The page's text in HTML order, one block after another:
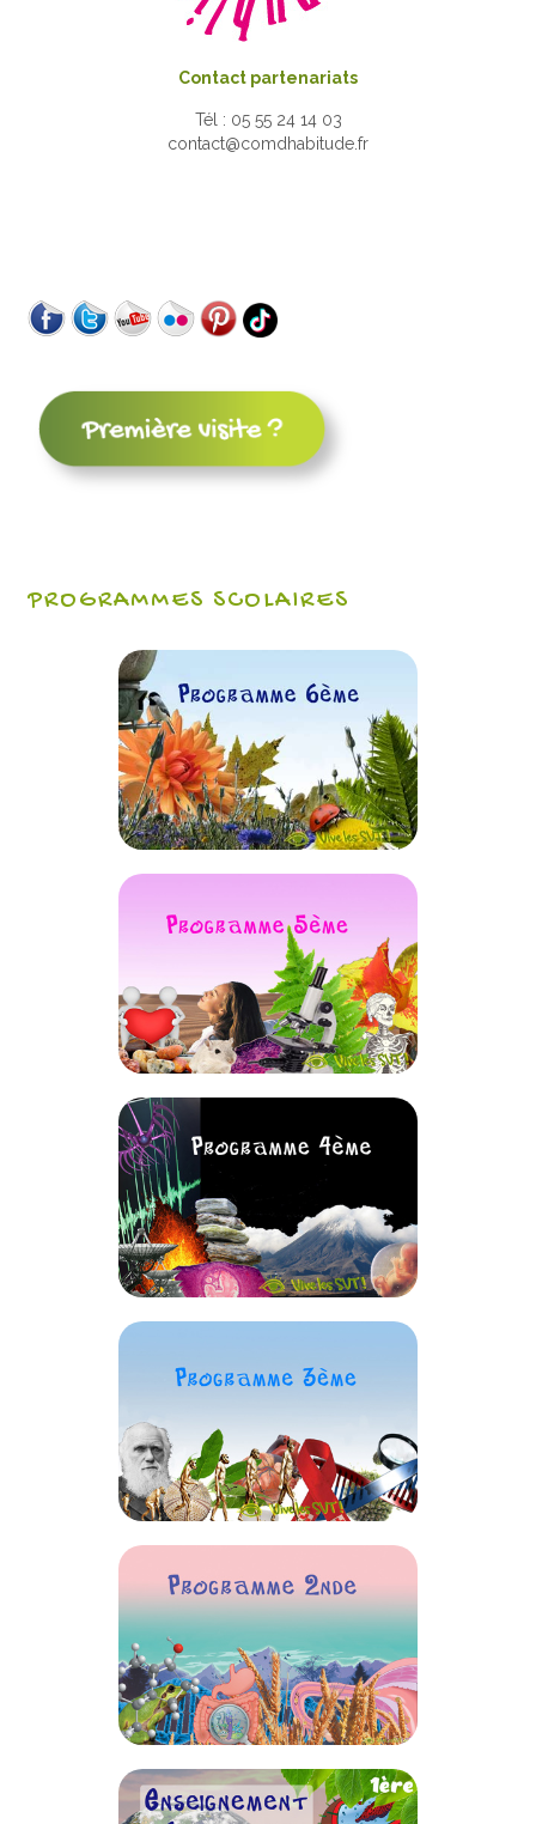
Contact partenariats
Tél : 05 55 24 14 03
contact@comdhabitude.fr
PROGRAMMES SCOLAIRES